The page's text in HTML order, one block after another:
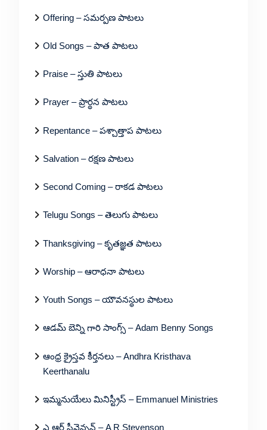
Offering – సమర్పణ పాటలు
Old Songs – పాత పాటలు
Praise – స్తుతి పాటలు
Prayer – ప్రార్థన పాటలు
Repentance – పశ్చాత్తాప పాటలు
Salvation – రక్షణ పాటలు
Second Coming – రాకడ పాటలు
Telugu Songs – తెలుగు పాటలు
Thanksgiving – కృతజ్ఞత పాటలు
Worship – ఆరాధనా పాటలు
Youth Songs – యౌవనస్థుల పాటలు
ఆడమ్ బెన్ని గారి సాంగ్స్ – Adam Benny Songs
ఆంధ్ర క్రైస్తవ కీర్తనలు – Andhra Kristhava
Keerthanalu
ఇమ్మనుయేలు మినిస్ట్రీస్ – Emmanuel Ministries
ఎ ఆర్ స్టీవెన్సన్ – A R Stevenson